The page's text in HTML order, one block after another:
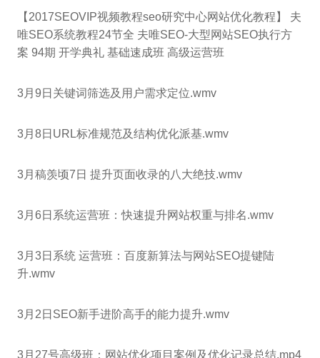
【2017SEOVIP视频教程seo研究中心网站优化教程】 夫
唯SEO系统教程24节全 夫唯SEO-大型网站SEO执行方
案 94期 开学典礼 基础速成班 高级运营班
3月9日关键词筛选及用户需求定位.wmv
3月8日URL标准规范及结构优化派基.wmv
3月稿羡顷7日 提升页面收录的八大绝技.wmv
3月6日系统运营班：快速提升网站权重与排名.wmv
3月3日系统 运营班：百度新算法与网站SEO提键陆
升.wmv
3月2日SEO新手进阶高手的能力提升.wmv
3月27号高级班：网站优化项目案例及优化记录总结.mp4